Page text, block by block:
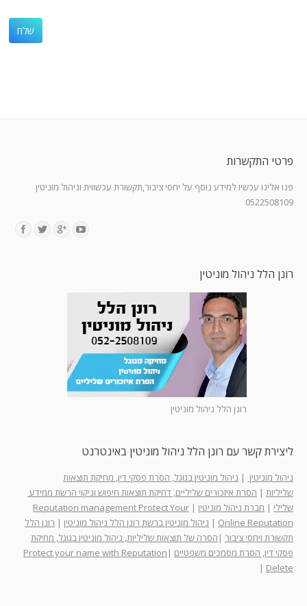
פרטי התקשרות
פנו אלינו עכשיו למידע נוסף על יחסי ציבור,תקשורת עכשווית וניהול מוניטין
0522508109
רונן הלל ניהול מוניטין
רונן הלל ניהול מוניטין
ליצירת קשר עם רונן הלל ניהול מוניטין באינטרנט
ניהול מוניטין | ניהול מוניטין בגוגל, הסרת פסקי דין, מחיקת תוצאות
שליליות | הסרת איזכורים שליליים, דחיקת תוצאות חיפוש וניקוי הרשת ממידע
שלילי | חברת ניהול מוניטין |
Reputation management Protect Your
Online Reputation
| ניהול מוניטין ברשת רונן הלל ניהול מוניטין | רונן הלל
תקשורת ויחסי ציבור | הסרה של תוצאות שליליות, ניהול מוניטין בגוגל, מחיקת
פסקי דין, הסרת מסמכים משפטיים |
Protect your name with Reputation
Delete
|